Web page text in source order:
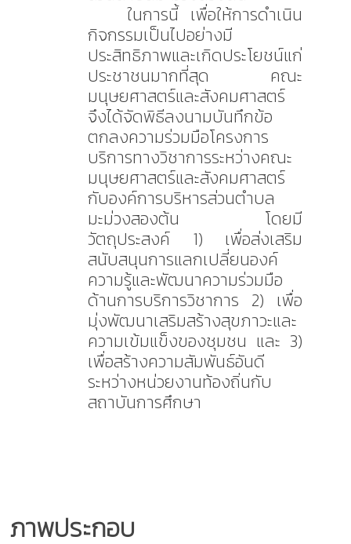
ในการนี้ เพื่อให้การดำเนิน
กิจกรรมเป็นไปอย่างมี
ประสิทธิภาพและเกิดประโยชน์แก่
ประชาชนมากที่สุด คณะ
มนุษยศาสตร์และสังคมศาสตร์
จึงได้จัดพิธีลงนามบันทึกข้อ
ตกลงความร่วมมือโครงการ
บริการทางวิชาการระหว่างคณะ
มนุษยศาสตร์และสังคมศาสตร์
กับองค์การบริหารส่วนตำบล
มะม่วงสองต้น โดยมี
วัตถุประสงค์ 1) เพื่อส่งเสริม
สนับสนุนการแลกเปลี่ยนองค์
ความรู้และพัฒนาความร่วมมือ
ด้านการบริการวิชาการ 2) เพื่อ
มุ่งพัฒนาเสริมสร้างสุขภาวะและ
ความเข้มแข็งของชุมชน และ 3)
เพื่อสร้างความสัมพันธ์อันดี
ระหว่างหน่วยงานท้องถิ่นกับ
สถาบันการศึกษา
ภาพประกอบ